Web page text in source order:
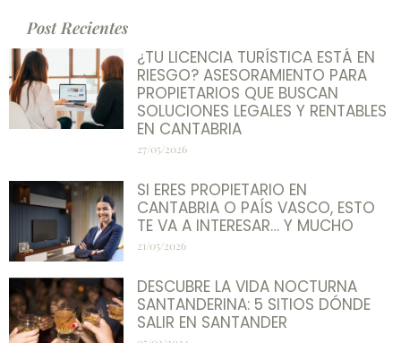
Post Recientes
¿TU LICENCIA TURÍSTICA ESTÁ EN
RIESGO? ASESORAMIENTO PARA
PROPIETARIOS QUE BUSCAN
SOLUCIONES LEGALES Y RENTABLES
EN CANTABRIA
27/05/2026
SI ERES PROPIETARIO EN
CANTABRIA O PAÍS VASCO, ESTO
TE VA A INTERESAR… Y MUCHO
21/05/2026
DESCUBRE LA VIDA NOCTURNA
SANTANDERINA: 5 SITIOS DÓNDE
SALIR EN SANTANDER